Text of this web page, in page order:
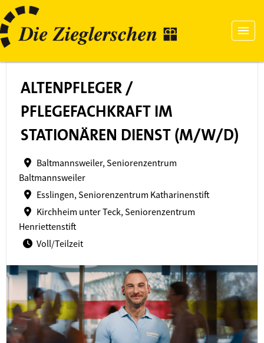
ALTENPFLEGER /
PFLEGEFACHKRAFT IM
STATIONÄREN DIENST (M/W/D)
Baltmannsweiler, Seniorenzentrum
Baltmannsweiler
Esslingen, Seniorenzentrum Katharinenstift
Kirchheim unter Teck, Seniorenzentrum
Henriettenstift
Voll/Teilzeit